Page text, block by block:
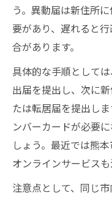
う。異動届は新住所
要があり、遅れると
合があります。
具体的な手順として
出届を提出し、次に
たは転居届を提出し
ンバーカードが必要
しょう。最近では熊
オンラインサービスも
注意点として、同じ